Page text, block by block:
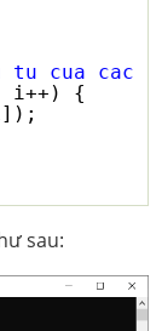
tu cua cac
i++) {
sau: